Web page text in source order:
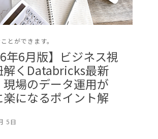
とができます。
年6月版】ビジネス視
解くDatabricks最新
場のデータ運用が
になるポイント解
5日